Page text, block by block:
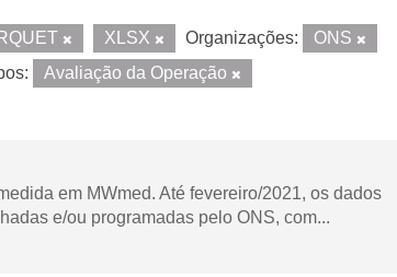
XLSX Organizações:
ONS
Avaliação da Operação
em MWmed. Até fevereiro/2021, os dados
e/ou programadas pelo ONS, com...